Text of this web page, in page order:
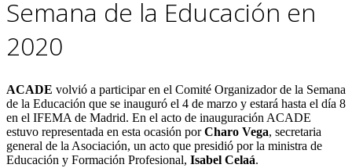
Semana de la Educación en
2020
ACADE volvió a participar en el Comité Organizador de la Semana
de la Educación que se inauguró el 4 de marzo y estará hasta el día 8
en el IFEMA de Madrid. En el acto de inauguración ACADE
estuvo representada en esta ocasión porCharo Vega, secretaria
general de la Asociación, un acto que presidió por la ministra de
Educación y Formación Profesional, Isabel Celaá.